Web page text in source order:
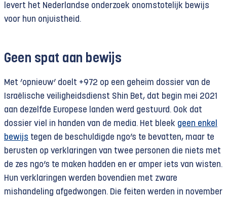
levert het Nederlandse onderzoek onomstotelijk bewijs
voor hun onjuistheid.
Geen spat aan bewijs
Met ’opnieuw’ doelt +972 op een geheim dossier van de
Israëlische veiligheidsdienst Shin Bet, dat begin mei 2021
aan dezelfde Europese landen werd gestuurd. Ook dat
dossier viel in handen van de media. Het bleek geen enkel
bewijs tegen de beschuldigde ngo’s te bevatten, maar te
berusten op verklaringen van twee personen die niets met
de zes ngo’s te maken hadden en er amper iets van wisten.
Hun verklaringen werden bovendien met zware
mishandeling afgedwongen. Die feiten werden in november